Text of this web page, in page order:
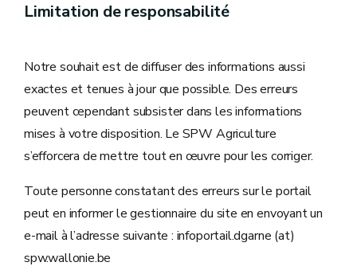
Limitation de responsabilité
Notre souhait est de diffuser des informations aussi
exactes et tenues à jour que possible. Des erreurs
peuvent cependant subsister dans les informations
mises à votre disposition. Le SPW Agriculture
s’efforcera de mettre tout en œuvre pour les corriger.
Toute personne constatant des erreurs sur le portail
peut en informer le gestionnaire du site en envoyant un
e-mail à l’adresse suivante : infoportail.dgarne (at)
spw.wallonie.be